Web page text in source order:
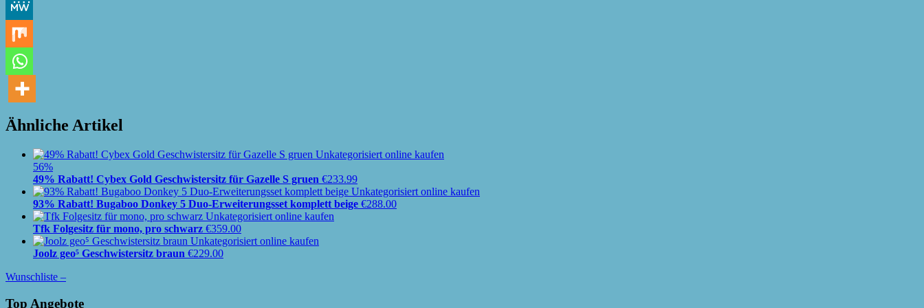
Ähnliche Artikel
56%
49% Rabatt! Cybex Gold Geschwistersitz für Gazelle S gruen €233.99
93% Rabatt! Bugaboo Donkey 5 Duo-Erweiterungsset komplett beige €288.00
Tfk Folgesitz für mono, pro schwarz €359.00
Joolz geo⁵ Geschwistersitz braun €229.00
Wunschliste –
Top Angebote